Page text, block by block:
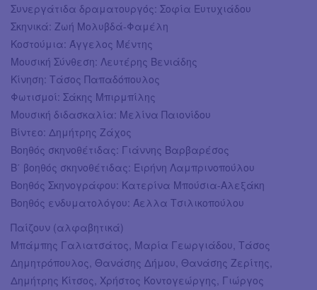
Συνεργάτιδα δραματουργός: Σοφία Ευτυχιάδου
Σκηνικά: Ζωή Μολυβδά-Φαμέλη
Κοστούμια: Άγγελος Μέντης
Μουσική Σύνθεση: Λευτέρης Βενιάδης
Κίνηση: Τάσος Παπαδόπουλος
Φωτισμοί: Σάκης Μπιρμπίλης
Μουσική διδασκαλία: Μελίνα Παιονίδου
Βίντεο: Δημήτρης Ζάχος
Βοηθός σκηνοθέτιδας: Γιάννης Βαρβαρέσος
Β΄ βοηθός σκηνοθέτιδας: Ειρήνη Λαμπρινοπούλου
Βοηθός Σκηνογράφου: Κατερίνα Μπούσια-Αλεξάκη
Βοηθός ενδυματολόγου: Άελλα Τσιλικοπούλου
Παίζουν (αλφαβητικά)
Μπάμπης Γαλιατσάτος, Μαρία Γεωργιάδου, Τάσος
Δημητρόπουλος, Θανάσης Δήμου, Θανάσης Ζερίτης,
Δημήτρης Κίτσος, Χρήστος Κοντογεώργης, Γιώργος